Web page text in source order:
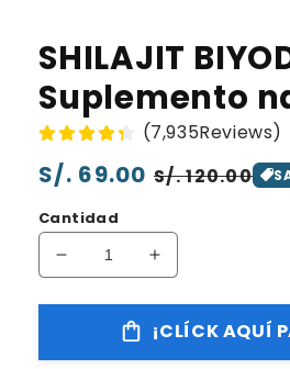
SHILAJIT
Suplemento
(7,935Reviews)
Precio
habitual
S/. 69.00 Precio
oferta
S/. 120.00
Cantidad
Reducir
para
SHILAJIT
BIYODE™️
Aumentar
para
SHILAJIT
BIYODE™️
¡CLÍCK AQUÍ